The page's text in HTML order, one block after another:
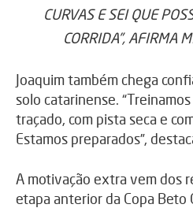
CURVAS E SEI QUE
CORRIDA”, AFIRMA
Joaquim também chega
solo catarinense.
traçado, com pista seca e
Estamos preparados”,
A motivação extra vem dos
etapa anterior da Copa Beto